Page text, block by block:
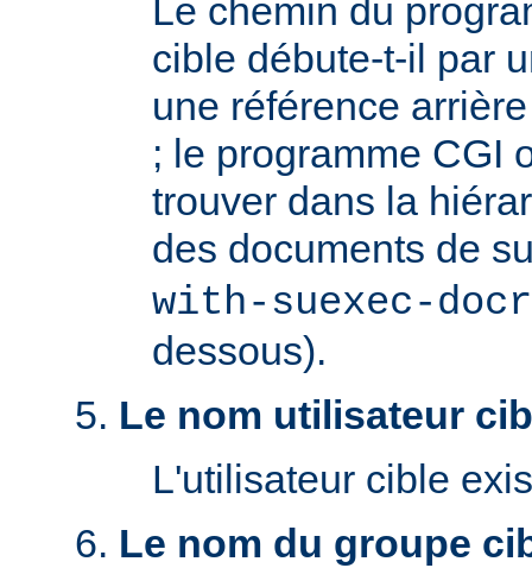
Le chemin du
cible débute-t-il par
une référence
; le programme CGI
trouver dans la
des documents de
with-suexec-
dessous).
Le nom utilisateur
L'utilisateur cible
Le nom du groupe